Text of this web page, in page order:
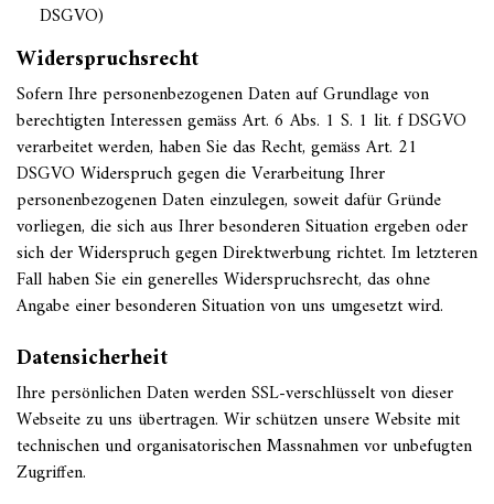
DSGVO)
Widerspruchsrecht
Sofern Ihre personenbezogenen Daten auf Grundlage von
berechtigten Interessen gemäss Art. 6 Abs. 1 S. 1 lit. f DSGVO
verarbeitet werden, haben Sie das Recht, gemäss Art. 21
DSGVO Widerspruch gegen die Verarbeitung Ihrer
personenbezogenen Daten einzulegen, soweit dafür Gründe
vorliegen, die sich aus Ihrer besonderen Situation ergeben oder
sich der Widerspruch gegen Direktwerbung richtet. Im letzteren
Fall haben Sie ein generelles Widerspruchsrecht, das ohne
Angabe einer besonderen Situation von uns umgesetzt wird.
Datensicherheit
Ihre persönlichen Daten werden SSL-verschlüsselt von dieser
Webseite zu uns übertragen. Wir schützen unsere Website mit
technischen und organisatorischen Massnahmen vor unbefugten
Zugriffen.